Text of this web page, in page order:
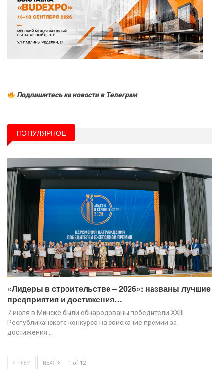
Подпишитесь на новости в Tелеграм
ПОПУЛЯРНОЕ
«Лидеры в строительстве – 2026»: названы лучшие
предприятия и достижения…
7 июля в Минске были обнародованы победители XХIII
Республиканского конкурса на соискание премии за
достижения…
PREV NEXT 1 of 12